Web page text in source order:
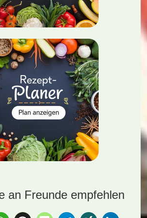
an Freunde empfehlen